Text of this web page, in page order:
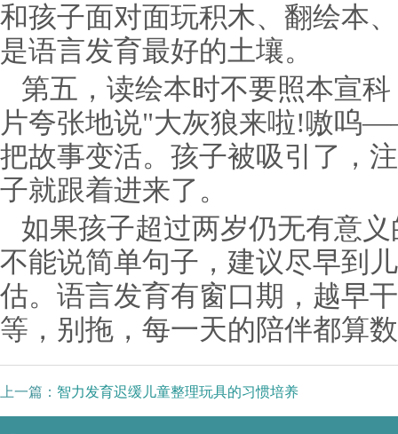
和孩子面对面玩积木、翻绘本
是语言发育最好的土壤。
第五，读绘本时不要照本宣
片夸张地说"大灰狼来啦!嗷呜
把故事变活。孩子被吸引了，
子就跟着进来了。
如果孩子超过两岁仍无有意
不能说简单句子，建议尽早到
估。语言发育有窗口期，越早
等，别拖，每一天的陪伴都算
上一篇： 智力发育迟缓儿童整理玩具的习惯培养